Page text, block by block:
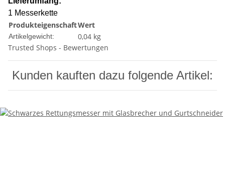
1 Messerkette
ProdukteigenschaftWert
Artikelgewicht: 0,04 kg
Trusted Shops - Bewertungen
Kunden kauften dazu folgende Artikel: